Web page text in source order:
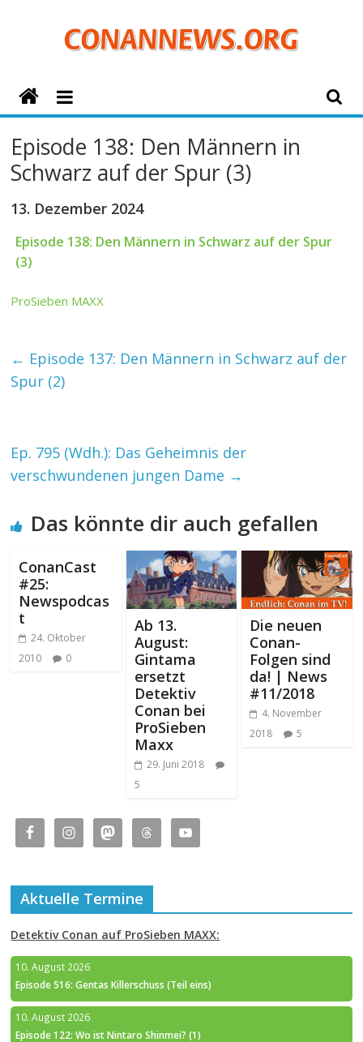
ConanNews.org
Conan
News
Episode 138: Den Männern in
Schwarz auf der Spur (3)
13. Dezember 2024
Episode 138: Den Männern in Schwarz auf der Spur
(3)
ProSieben MAXX
← Episode 137: Den Männern in Schwarz auf der
Spur (2)
Ep. 795 (Wdh.): Das Geheimnis der
verschwundenen jungen Dame →
Das könnte dir auch gefallen
ConanCast
#25:
Newspodcas
t
24. Oktober
2010
0
Ab 13.
August:
Gintama
ersetzt
Detektiv
Conan bei
ProSieben
Maxx
29. Juni 2018
5
Die neuen
Conan-
Folgen sind
da! | News
#11/2018
4. November
2018
5
Aktuelle Termine
Detektiv Conan auf ProSieben MAXX:
10. August 2026
Episode 516: Gentas Killerschuss (Teil eins)
10. August 2026
Episode 122: Wo ist Nintaro Shinmei? (1)